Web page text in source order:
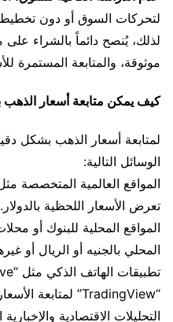
لتحركات السوق أو دون
لذلك، يُنصح دائماً بالشراء
موثوقة، والمتابعة المستمرة
كيف يمكن متابعة أسعار
لمتابعة أسعار الذهب بشكل
الوسائل التالية:
تعرض الأسعار اللحظية بالدولار.
المواقع المحلية للبنوك أو
المحلي بالجنيه أو الريال أو
“TradingView” لمتابعة الأسعار والتحليلات الفنية.
التحليلات الاقتصادية